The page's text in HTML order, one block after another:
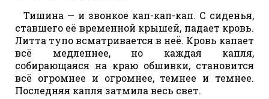
Тишина — и звонкое кап-кап-кап. С сиденья,
ставшего её временной крышей, падает кровь.
Литта тупо всматривается в неё. Кровь капает
всё медленнее, но каждая капля,
собирающаяся на краю обшивки, становится
всё огромнее и огромнее, темнее и темнее.
Последняя капля затмила весь свет.